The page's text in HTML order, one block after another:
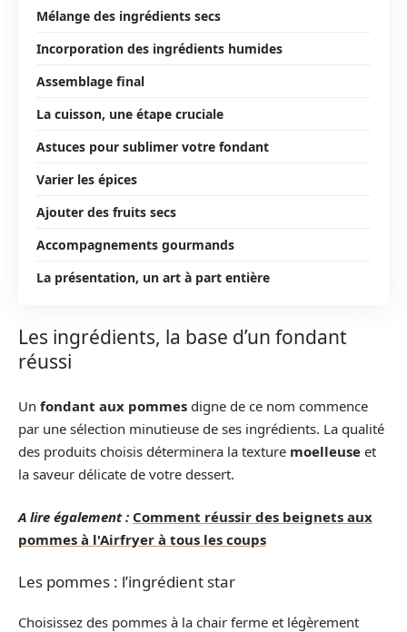
Mélange des ingrédients secs
Incorporation des ingrédients humides
Assemblage final
La cuisson, une étape cruciale
Astuces pour sublimer votre fondant
Varier les épices
Ajouter des fruits secs
Accompagnements gourmands
La présentation, un art à part entière
Les ingrédients, la base d’un fondant
réussi
Un fondant aux pommes digne de ce nom commence
par une sélection minutieuse de ses ingrédients. La qualité
des produits choisis déterminera la texture moelleuse et
la saveur délicate de votre dessert.
A lire également : Comment réussir des beignets aux
pommes à l'Airfryer à tous les coups
Les pommes : l’ingrédient star
Choisissez des pommes à la chair ferme et légèrement